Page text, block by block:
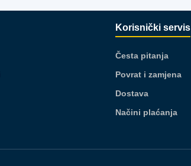
Korisnički servis
Česta pitanja
Povrat i zamjena
Dostava
Načini plaćanja